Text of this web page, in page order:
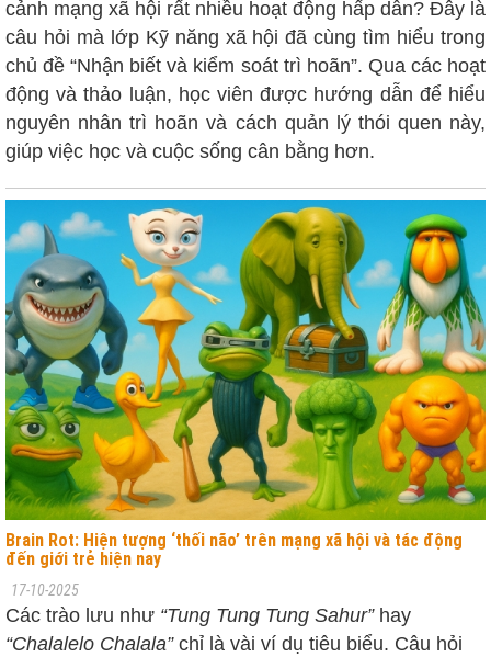
cảnh mạng xã hội rất nhiều hoạt động hấp dẫn? Đây là
câu hỏi mà lớp Kỹ năng xã hội đã cùng tìm hiểu trong
chủ đề “Nhận biết và kiểm soát trì hoãn”. Qua các hoạt
động và thảo luận, học viên được hướng dẫn để hiểu
nguyên nhân trì hoãn và cách quản lý thói quen này,
giúp việc học và cuộc sống cân bằng hơn.
Brain Rot: Hiện tượng ‘thối não’ trên mạng xã hội và tác động
đến giới trẻ hiện nay
17-10-2025
Các trào lưu như “Tung Tung Tung Sahur”hay
“Chalalelo Chalala”chỉ là vài ví dụ tiêu biểu. Câu hỏi